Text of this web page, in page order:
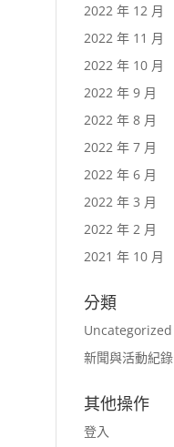
2022 年 12 月
2022 年 11 月
2022 年 10 月
2022 年 9 月
2022 年 8 月
2022 年 7 月
2022 年 6 月
2022 年 3 月
2022 年 2 月
2021 年 10 月
分類
Uncategorized
新聞與活動紀錄
其他操作
登入